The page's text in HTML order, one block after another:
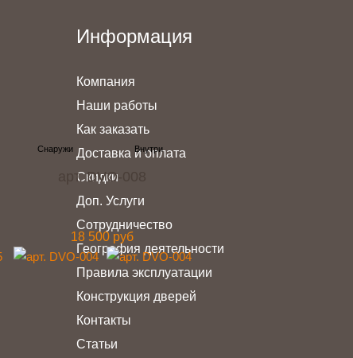
арт. DVO-008
18 500 руб
Информация
Компания
Наши работы
Как заказать
Доставка и оплата
Скидки
Доп. Услуги
Сотрудничество
География деятельности
Правила эксплуатации
Конструкция дверей
Контакты
Статьи